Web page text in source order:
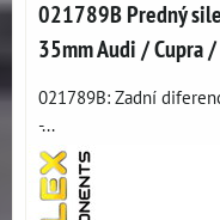
021789B Predný
35mm Audi / Cupra
021789B: Zadní
-...